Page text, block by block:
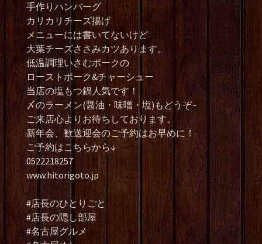
手作りハンバーグ
カリカリチーズ揚げ
メニューには書いてないけど
大葉チーズささみカツあります。
低温調理いさむポークの
ローストポーク&チャーシュー
当店の塩もつ鍋人気です！
〆のラーメン(醤油・味噌・塩)もどうぞ~
ご来店心よりお待ちしております。
新年会、歓送迎会のご予約はお早めに！
ご予約はこちらから↓
0522218257
www.hitorigoto.jp
#店長のひとりごと
#店長の隠し部屋
#名古屋グルメ